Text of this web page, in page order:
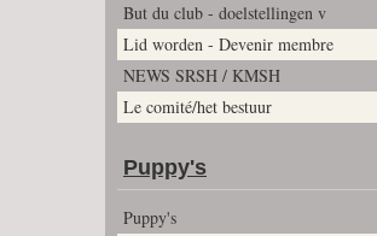
But du club - doelstellingen v
Lid worden - Devenir membre
NEWS SRSH / KMSH
Le comité/het bestuur
Puppy's
Puppy's